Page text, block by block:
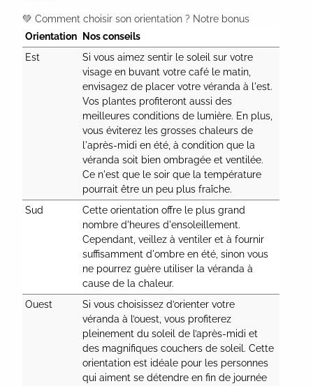
💚 Comment choisir son orientation ? Notre bonus
Nos conseils
Est
Si vous aimez sentir le soleil sur votre
visage en buvant votre café le matin,
envisagez de placer votre véranda à l'est.
Vos plantes profiteront aussi des
meilleures conditions de lumière. En plus,
vous éviterez les grosses chaleurs de
l'après-midi en été, à condition que la
véranda soit bien ombragée et ventilée.
Ce n'est que le soir que la température
pourrait être un peu plus fraîche.
Sud
Cette orientation offre le plus grand
nombre d'heures d'ensoleillement.
Cependant, veillez à ventiler et à fournir
suffisamment d'ombre en été, sinon vous
ne pourrez guère utiliser la véranda à
cause de la chaleur.
Ouest
Si vous choisissez d’orienter votre
véranda à l’ouest, vous profiterez
pleinement du soleil de l’après-midi et
des magnifiques couchers de soleil. Cette
orientation est idéale pour les personnes
qui aiment se détendre en fin de journée